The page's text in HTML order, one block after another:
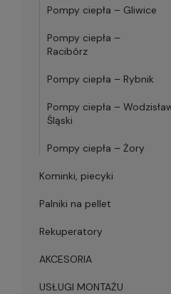
Pompy ciepła – Gliwice
Pompy ciepła –
Racibórz
Pompy ciepła – Rybnik
Pompy ciepła –
Śląski
Pompy ciepła – Żory
Kominki, piecyki
Palniki na pellet
Rekuperatory
AKCESORIA
USŁUGI MONTAŻU